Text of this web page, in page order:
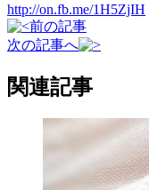
http://on.fb.me/1H5ZjIH
前の記事
次の記事へ
関連記事